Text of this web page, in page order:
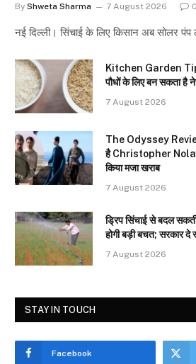
By Shweta Sharma 7 August 2026 0
नई दिल्ली। सिंचाई के लिए किसान अब सोलर
Kitchen Garden
पौधों के लिए बन सकता है
7 August 2026
The Odyssey
है Christopher
किया मजा खराब
7 August 2026
ड्रिप सिंचाई से बदल
होगी बड़ी बचत; सरकार दे
7 August 2026
STAY IN TOUCH
Facebook